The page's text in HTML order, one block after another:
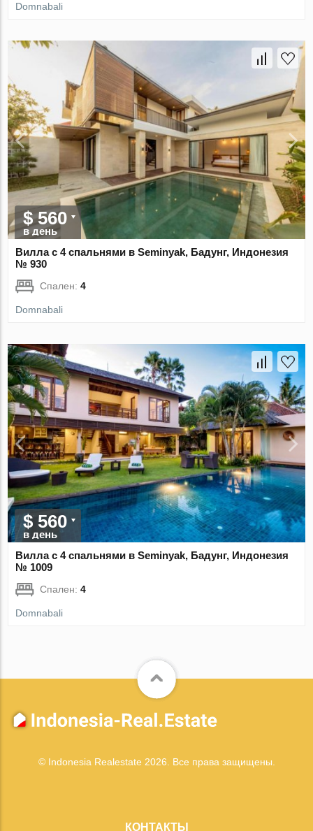
Domnabali
$ 560
в день
Вилла с 4 спальнями в Seminyak, Бадунг, Индонезия
№ 930
Спален:4
Domnabali
$ 560
в день
Вилла с 4 спальнями в Seminyak, Бадунг, Индонезия
№ 1009
Спален:4
Domnabali
© Indonesia Realestate 2026. Все права защищены.
КОНТАКТЫ